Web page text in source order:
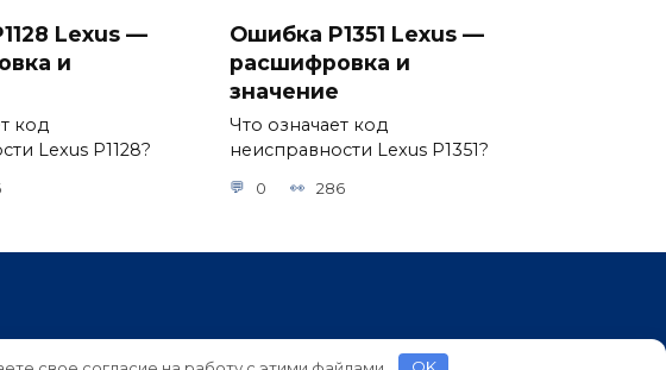
Lexus —
и
код
Lexus P1128?
Ошибка P1351 Lexus —
расшифровка и
значение
Что означает код
неисправности Lexus P1351?
0 286